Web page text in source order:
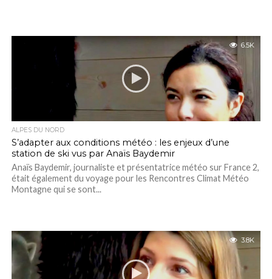
6.5K
ALPES DU NORD
S’adapter aux conditions météo : les enjeux d’une
station de ski vus par Anaïs Baydemir
Anaïs Baydemir, journaliste et présentatrice météo sur France 2,
était également du voyage pour les Rencontres Climat Météo
Montagne qui se sont...
3.8K